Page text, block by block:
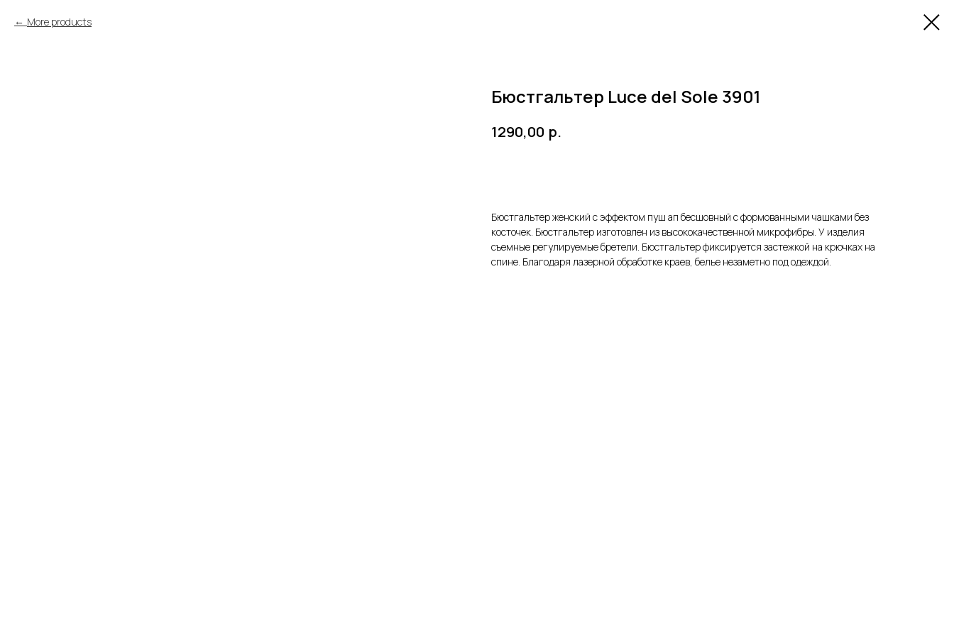
More products
Бюстгальтер Luce del Sole 3901
1290,00 р.
Бюстгальтер женский с эффектом пуш ап бесшовный с формованными чашками без
косточек. Бюстгальтер изготовлен из высококачественной микрофибры. У изделия
съемные регулируемые бретели. Бюстгальтер фиксируется застежкой на крючках на
спине. Благодаря лазерной обработке краев, белье незаметно под одеждой.